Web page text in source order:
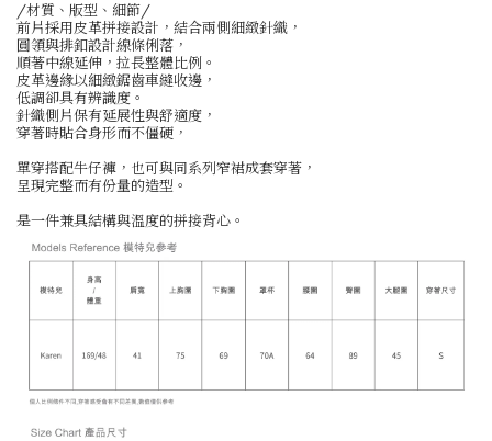
/材質、版型、細節/
前片採用皮革拼接設計，結合兩側細緻針織，
圓領與排釦設計線條俐落，
順著中線延伸，拉長整體比例。
皮革邊緣以細緻鋸齒車縫收邊，
低調卻具有辨識度。
針織側片保有延展性與舒適度，
穿著時貼合身形而不僵硬，
單穿搭配牛仔褲，也可與同系列窄裙成套穿著，
呈現完整而有份量的造型。
是一件兼具結構與溫度的拼接背心。